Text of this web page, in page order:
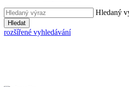
Hledaný
Hledat
rozšířené vyhledávání